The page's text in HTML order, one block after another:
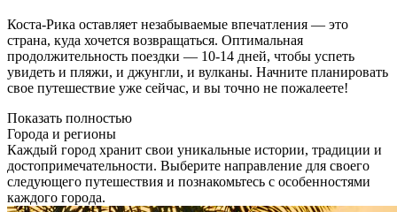
Коста-Рика оставляет незабываемые впечатления — это
страна, куда хочется возвращаться. Оптимальная
продолжительность поездки — 10-14 дней, чтобы успеть
увидеть и пляжи, и джунгли, и вулканы. Начните планировать
свое путешествие уже сейчас, и вы точно не пожалеете!
Показать полностью
Города и регионы
Каждый город хранит свои уникальные истории, традиции и
достопримечательности. Выберите направление для своего
следующего путешествия и познакомьтесь с особенностями
каждого города.